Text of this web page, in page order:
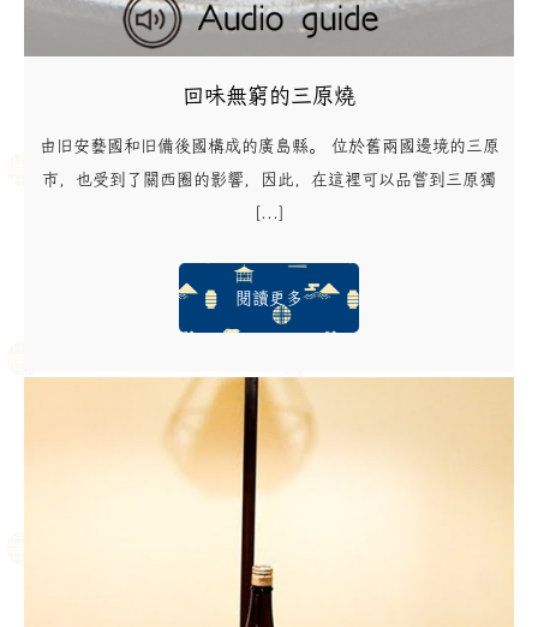
回味無窮的三原燒
由旧安藝國和旧備後國構成的廣島縣。 位於舊兩國邊境的三原
市，也受到了關西圈的影響，因此，在這裡可以品嘗到三原獨
[...]
閱讀更多